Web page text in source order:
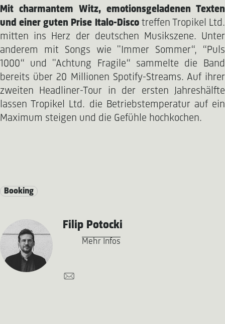
Mit charmantem Witz, emotionsgeladenen Texten
und einer guten Prise Italo-Discotreffen Tropikel Ltd.
mitten ins Herz der deutschen Musikszene. Unter
anderem mit Songs wie "Immer Sommer“, “Puls
1000“ und "Achtung Fragile“ sammelte die Band
bereits über 20 Millionen Spotify-Streams. Auf ihrer
zweiten Headliner-Tour in der ersten Jahreshälfte
lassen Tropikel Ltd. die Betriebstemperatur auf ein
Maximum steigen und die Gefühle hochkochen.
Booking
Filip Potocki
Mehr Infos